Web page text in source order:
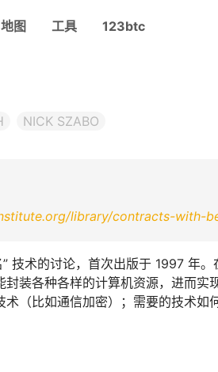
地图 工具 123btc
NICK SZABO
library/contracts-with-
技术的讨论，首次出版于 1997 年
装各种各样的计算机资源，进而
（比如通信加密）；需要的技术如